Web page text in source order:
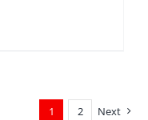
1 2 Next